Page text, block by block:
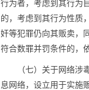
行为者，考虑到其行为
的，考虑到其行为性质
奸等犯罪仍向其贩卖，
符合数罪并罚条件的，
（七）关于网络
息网络，设立用于实施